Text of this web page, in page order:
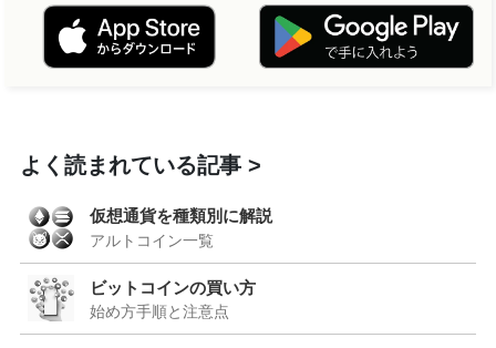
よく読まれている記事
仮想通貨を種類別に解説
アルトコイン一覧
ビットコインの買い方
始め方手順と注意点